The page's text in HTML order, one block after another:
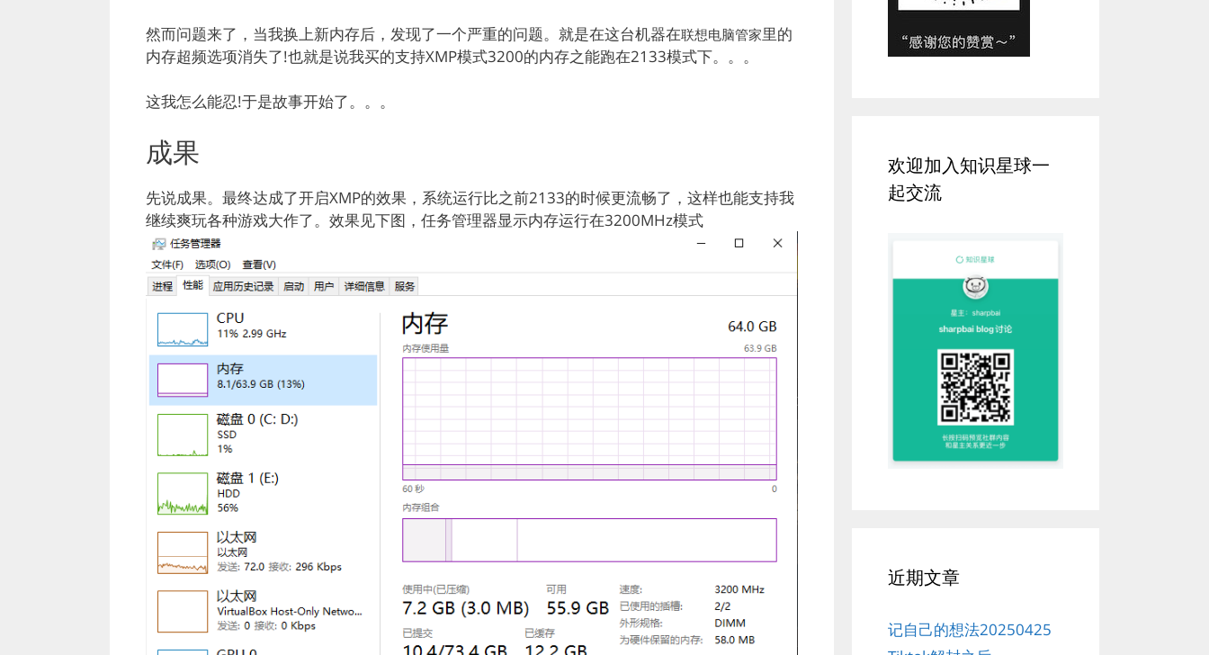
然而问题来了，当我换上新内存后，发现了一个严重的问题。就是在这台机器在联想电脑管家里的
内存超频选项消失了!也就是说我买的支持XMP模式3200的内存之能跑在2133模式下。。。
这我怎么能忍!于是故事开始了。。。
成果
先说成果。最终达成了开启XMP的效果，系统运行比之前2133的时候更流畅了，这样也能支持我
继续爽玩各种游戏大作了。效果见下图，任务管理器显示内存运行在3200MHz模式
欢迎加入知识星球一
起交流
近期文章
记自己的想法20250425